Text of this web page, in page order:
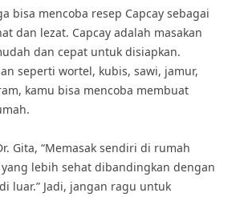
bisa mencoba resep Capcay sebagai
dan lezat. Capcay adalah masakan
dan cepat untuk disiapkan.
seperti wortel, kubis, sawi, jamur,
kamu bisa mencoba membuat
Gita, “Memasak sendiri di rumah
lebih sehat dibandingkan dengan
luar.” Jadi, jangan ragu untuk